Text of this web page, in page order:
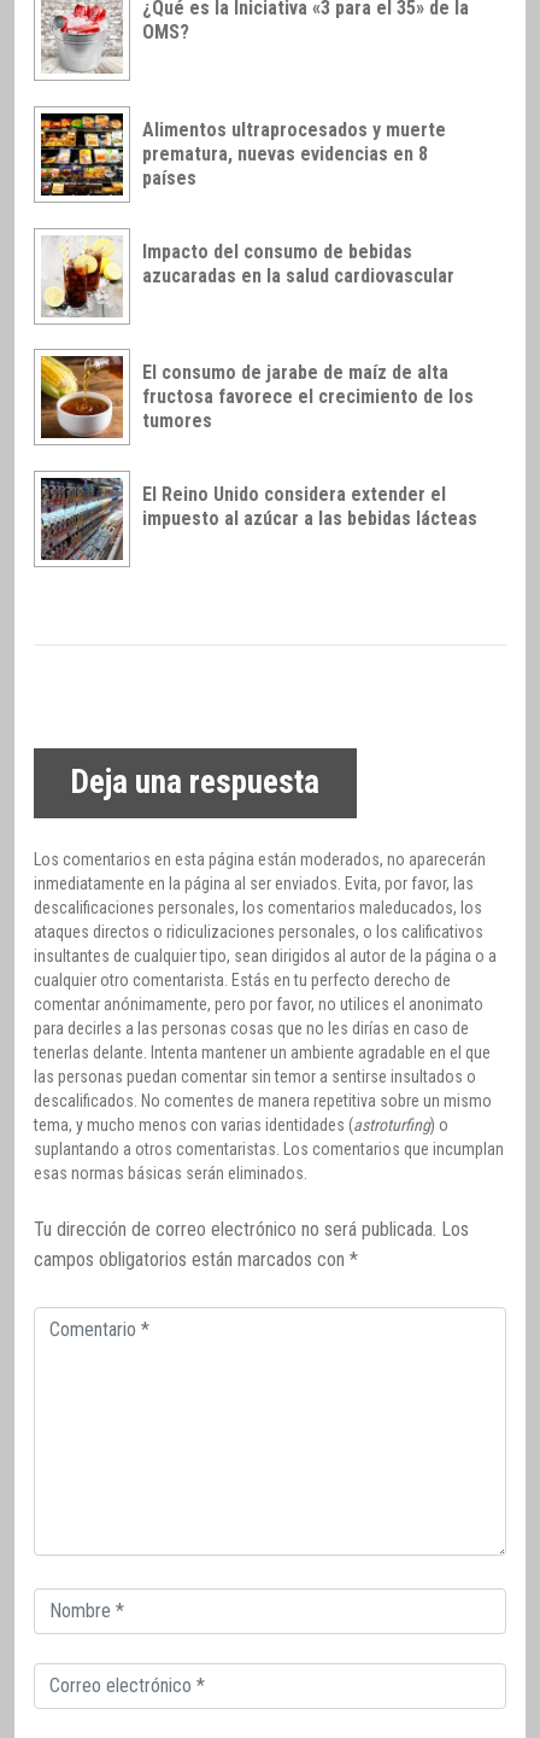
¿Qué es la Iniciativa «3 para el 35» de la
OMS?
Alimentos ultraprocesados y muerte
prematura, nuevas evidencias en 8
países
Impacto del consumo de bebidas
azucaradas en la salud cardiovascular
El consumo de jarabe de maíz de alta
fructosa favorece el crecimiento de los
tumores
El Reino Unido considera extender el
impuesto al azúcar a las bebidas lácteas
Deja una respuesta
Los comentarios en esta página están moderados, no aparecerán
inmediatamente en la página al ser enviados. Evita, por favor, las
descalificaciones personales, los comentarios maleducados, los
ataques directos o ridiculizaciones personales, o los calificativos
insultantes de cualquier tipo, sean dirigidos al autor de la página o a
cualquier otro comentarista. Estás en tu perfecto derecho de
comentar anónimamente, pero por favor, no utilices el anonimato
para decirles a las personas cosas que no les dirías en caso de
tenerlas delante. Intenta mantener un ambiente agradable en el que
las personas puedan comentar sin temor a sentirse insultados o
descalificados. No comentes de manera repetitiva sobre un mismo
tema, y mucho menos con varias identidades (astroturfing) o
suplantando a otros comentaristas. Los comentarios que incumplan
esas normas básicas serán eliminados.
Tu dirección de correo electrónico no será publicada. Los
campos obligatorios están marcados con *
Comentario
Correo
electrónico
Correo
electrónico